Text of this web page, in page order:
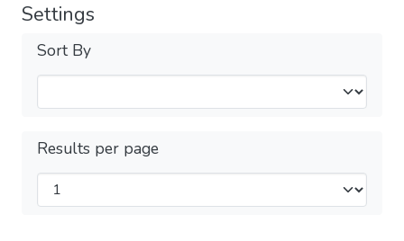
Settings
Sort By
Results per page